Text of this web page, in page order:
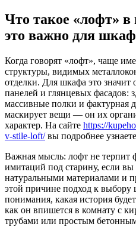
Что такое «лофт»
это важно для
Когда говорят «лофт», чаще
структуры, видимых
отделки. Для шкафа это значит
панелей и глянцевых фасадов:
массивные полки и фактурная
маскирует вещи — он их
характер. На сайте https://
v-stile-loft/вы подробнее
Важная мысль: лофт не терпит
имитаций под старину, если вы
натуральными материалами и
этой причине подход к выбору
понимания, какая история
как он впишется в комнату с
трубами или простым